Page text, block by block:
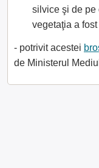
silvice şi de pe
vegetaţia a
- potrivit acestei
de Ministerul